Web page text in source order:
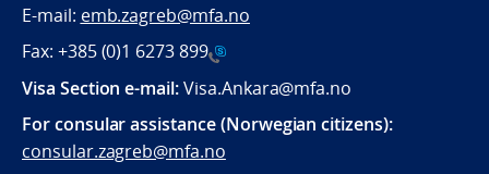
E-mail: emb.zagreb@mfa.no
Fax: +385 (0)1 6273 899
Visa Section e-mail:Visa.Ankara@mfa.no
For consular assistance (Norwegian citizens):
consular.zagreb@mfa.no